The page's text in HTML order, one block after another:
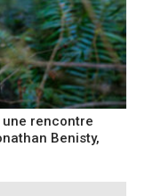
une rencontre
Benisty,